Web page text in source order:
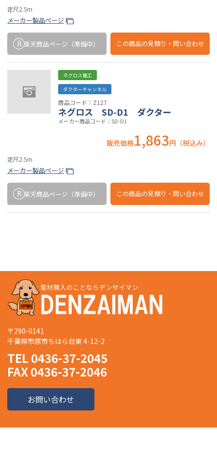
定尺2.5m
メーカー製品ページ
楽天商品ページ （準備中） この商品の見積り・問い合わせ
ネグロス電工
ダクターチャンネル
商品コード：Z127
ネグロス SD-D1 ダクター
メーカー商品コード：SD-D1
販売価格1,863円（税込み）
定尺2.5m
メーカー製品ページ
楽天商品ページ （準備中） この商品の見積り・問い合わせ
〒290-0141
千葉県市原市ちはら台東 4-12-2
TEL 0436-37-2045
FAX 0436-37-2046
お問い合わせ